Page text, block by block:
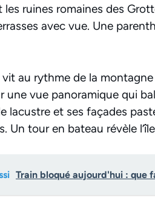
les ruines romaines des
avec vue. Une
vit au rythme de la
une vue panoramique qui
lacustre et ses façades
Un tour en bateau révèle
Train bloqué aujourd'hui : que